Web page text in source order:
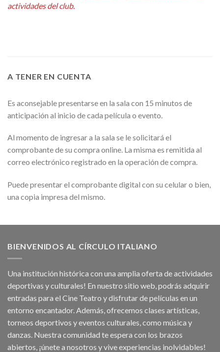
actividades del club.
A TENER EN CUENTA
Es aconsejable presentarse en la sala con 15 minutos de
anticipación al inicio de cada película o evento.
Al momento de ingresar a la sala se le solicitará el
comprobante de su compra online. La misma es remitida al
correo electrónico registrado en la operación de compra.
Puede presentar el comprobante digital con su celular o bien,
una copia impresa del mismo.
BIENVENIDOS AL CÍRCULO ITALIANO
Una institución histórica con una amplia oferta de actividades
deportivas y culturales! En nuestro sitio web, podrás adquirir
entradas para el Cine Teatro y disfrutar de películas en un
entorno encantador. Además, ofrecemos clases artísticas,
torneos deportivos y eventos culturales, como música y
danzas. Nuestra comunidad te espera con los brazos
abiertos, ¡únete a nosotros y vive experiencias inolvidables!